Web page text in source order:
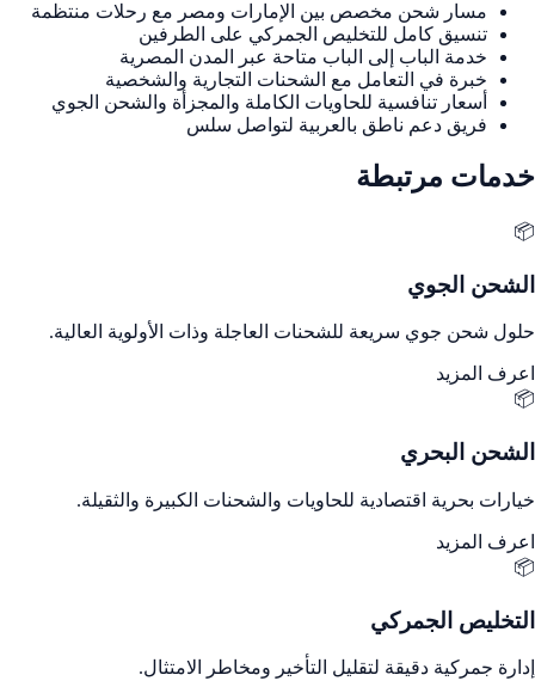
مسار شحن مخصص بين الإمارات ومصر مع رحلات منتظمة
تنسيق كامل للتخليص الجمركي على الطرفين
خدمة الباب إلى الباب متاحة عبر المدن المصرية
خبرة في التعامل مع الشحنات التجارية والشخصية
أسعار تنافسية للحاويات الكاملة والمجزأة والشحن الجوي
فريق دعم ناطق بالعربية لتواصل سلس
خدمات مرتبطة
📦
الشحن الجوي
حلول شحن جوي سريعة للشحنات العاجلة وذات الأولوية العالية.
اعرف المزيد
📦
الشحن البحري
خيارات بحرية اقتصادية للحاويات والشحنات الكبيرة والثقيلة.
اعرف المزيد
📦
التخليص الجمركي
إدارة جمركية دقيقة لتقليل التأخير ومخاطر الامتثال.